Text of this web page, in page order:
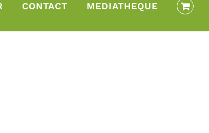
CONTACT MEDIATHEQUE